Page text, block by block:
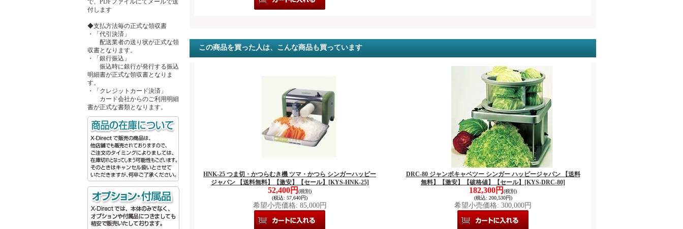
付します
◆支払方法毎の正式な領収書
・「代引決済」
配送業者の送り状が正式な領
収書となります。
・「銀行振込」
振込時に銀行が発行する振込
明細書が正式な領収書となりま
す。
・「クレジットカード決済」
カード会社からのご利用明細
書が正式な書類となります。
この商品を買った人は、こんな商品も買っています
HNK-25 つま切・かつらむき機 ツマ・かつら シンガーハッピー
ジャパン 【送料無料】【激安】【セール】
[KYS-HNK-25]
52,400円 (税別)
(税込: 57,640円)
希望小売価格: 85,000円
DRC-80 ジャンボキャベツー シンガー ハッピージャパン 【送料
無料】【激安】【破格値】【セール】
[KYS-DRC-80]
182,300円 (税別)
(税込: 200,530円)
希望小売価格: 300,000円